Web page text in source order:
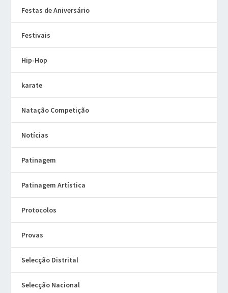
Festas de Aniversário
Festivais
Hip-Hop
karate
Natação Competição
Notícias
Patinagem
Patinagem Artística
Protocolos
Provas
Selecção Distrital
Selecção Nacional